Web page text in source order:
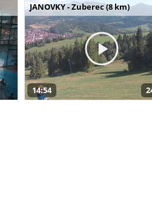
JANOVKY - Zuberec (8 km)
14:54